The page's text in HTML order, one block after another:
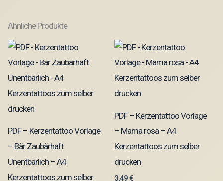
Ähnliche Produkte
PDF – Kerzentattoo Vorlage
– Bär Zaubärhaft
Unentbärlich – A4
Kerzentattoos zum selber
PDF – Kerzentattoo Vorlage
– Mama rosa – A4
Kerzentattoos zum selber
drucken
3,49€